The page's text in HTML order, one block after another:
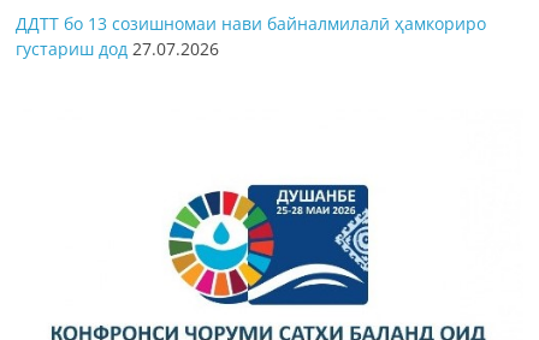
ДДТТ бо 13 созишномаи нави байналмилалӣ ҳамкориро
густариш дод 27.07.2026